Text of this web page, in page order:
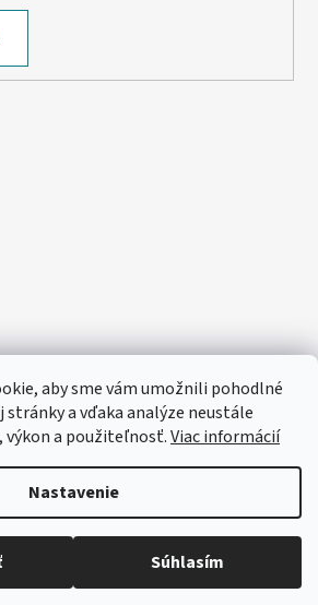
aby sme vám umožnili pohodlné
a vďaka analýze neustále
výkon a použiteľnosť.Viac informácií
Nastavenie
Súhlasím
a vône -20%
santini.sk. Všetky práva vyhradené.